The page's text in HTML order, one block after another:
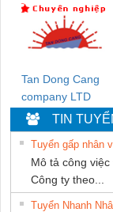
Tan Dong Cang
company LTD
TIN
Tuyển gấp nhân
Mô tả công
Công ty theo...
Tuyển Nhanh